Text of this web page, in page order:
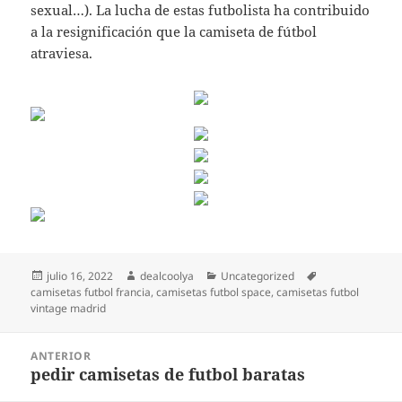
sexual…). La lucha de estas futbolista ha contribuido
a la resignificación que la camiseta de fútbol
atraviesa.
Publicado
el
julio 16, 2022 Autor
dealcoolya Categorías
Uncategorized
camisetas futbol francia,camisetas futbol space,camisetas futbol
vintage madrid
entradas
ANTERIOR
Entrada
pedir camisetas de futbol baratas